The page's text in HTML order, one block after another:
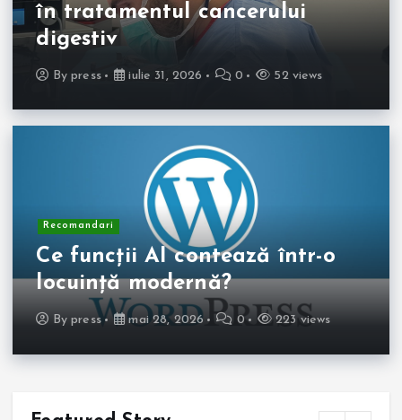
în tratamentul cancerului
digestiv
Bypress iulie 31, 2026 0 52 views
Recomandari
Ce funcții AI contează într-o
locuință modernă?
Bypress mai 28, 2026 0 223 views